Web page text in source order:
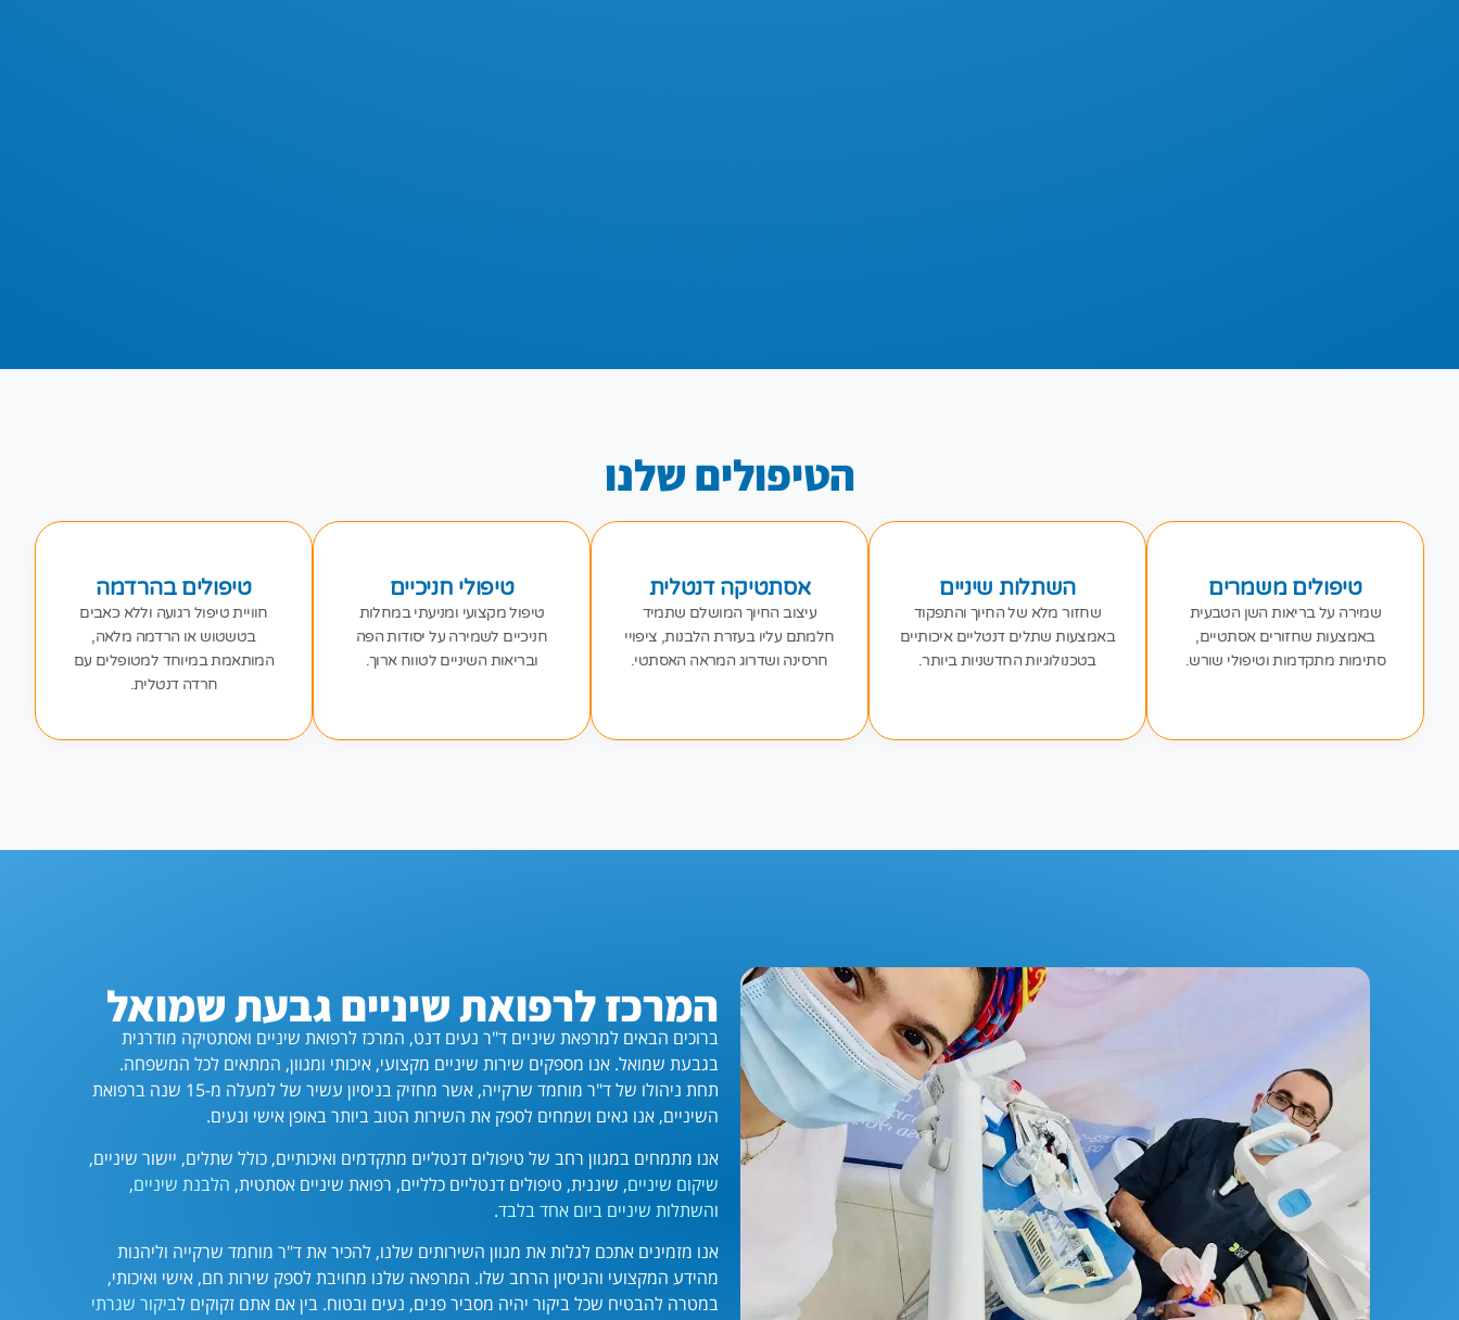
הטיפולים שלנו
טיפולים משמרים
שמירה על בריאות השן הטבעית
באמצעות שחזורים אסתטיים,
סתימות מתקדמות וטיפולי שורש.
השתלות שיניים
שחזור מלא של החיוך והתפקוד
באמצעות שתלים דנטליים איכותיים
בטכנולוגיות החדשניות ביותר.
אסתטיקה דנטלית
עיצוב החיוך המושלם שתמיד
חלמתם עליו בעזרת הלבנות, ציפויי
חרסינה ושדרוג המראה האסתטי.
טיפולי חניכיים
טיפול מקצועי ומניעתי במחלות
חניכיים לשמירה על יסודות הפה
ובריאות השיניים לטווח ארוך.
טיפולים בהרדמה
חוויית טיפול רגועה וללא כאבים
בטשטוש או הרדמה מלאה,
המותאמת במיוחד למטופלים עם
חרדה דנטלית.
המרכז לרפואת שיניים גבעת שמואל
ברוכים הבאים למרפאת שיניים ד"ר נעים דנט, המרכז לרפואת שיניים ואסתטיקה מודרנית
בגבעת שמואל. אנו מספקים שירות שיניים מקצועי, איכותי ומגוון, המתאים לכל המשפחה.
תחת ניהולו של ד"ר מוחמד שרקייה, אשר מחזיק בניסיון עשיר של למעלה מ-15 שנה ברפואת
השיניים, אנו גאים ושמחים לספק את השירות הטוב ביותר באופן אישי ונעים.
אנו מתמחים במגוון רחב של טיפולים דנטליים מתקדמים ואיכותיים, כולל שתלים, יישור שיניים,
שיקום שיניים, שיננית, טיפולים דנטליים כלליים, רפואת שיניים אסתטית, הלבנת שיניים,
והשתלות שיניים ביום אחד בלבד.
אנו מזמינים אתכם לגלות את מגוון השירותים שלנו, להכיר את ד"ר מוחמד שרקייה וליהנות
מהידע המקצועי והניסיון הרחב שלו. המרפאה שלנו מחויבת לספק שירות חם, אישי ואיכותי,
במטרה להבטיח שכל ביקור יהיה מסביר פנים, נעים ובטוח. בין אם אתם זקוקים לביקור שגרתי